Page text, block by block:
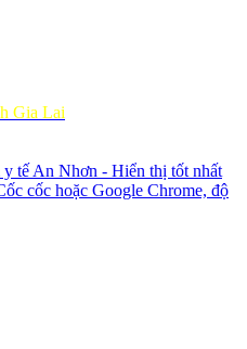
Gia Lai
y tế An Nhơn - Hiển thị tốt nhất
cốc hoặc Google Chrome, độ